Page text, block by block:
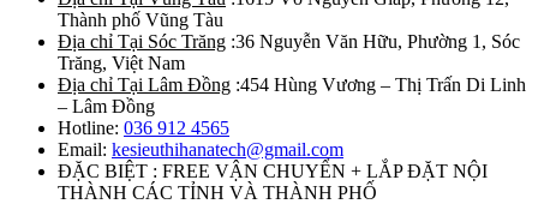
Thành phố Vũng Tàu
Địa chỉ Tại Sóc Trăng :36 Nguyễn Văn Hữu, Phường 1, Sóc
Trăng, Việt Nam
Địa chỉ Tại Lâm Đồng :454 Hùng Vương – Thị Trấn Di Linh
– Lâm Đồng
Hotline: 036 912 4565
Email: kesieuthihanatech@gmail.com
ĐẶC BIỆT : FREE VẬN CHUYỂN + LẮP ĐẶT NỘI
THÀNH CÁC TỈNH VÀ THÀNH PHỐ